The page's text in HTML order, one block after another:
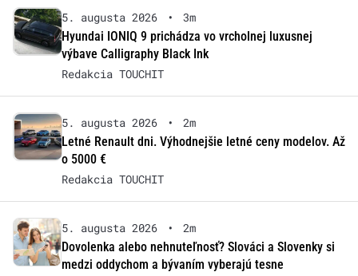
5. augusta 2026 •
3m
Hyundai IONIQ 9 prichádza vo vrcholnej luxusnej
výbave Calligraphy Black Ink
Redakcia TOUCHIT
5. augusta 2026 •
2m
Letné Renault dni. Výhodnejšie letné ceny modelov. Až
o 5000 €
Redakcia TOUCHIT
5. augusta 2026 •
2m
Dovolenka alebo nehnuteľnosť? Slováci a Slovenky si
medzi oddychom a bývaním vyberajú tesne